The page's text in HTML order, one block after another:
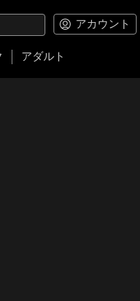
アカウント
アダルト